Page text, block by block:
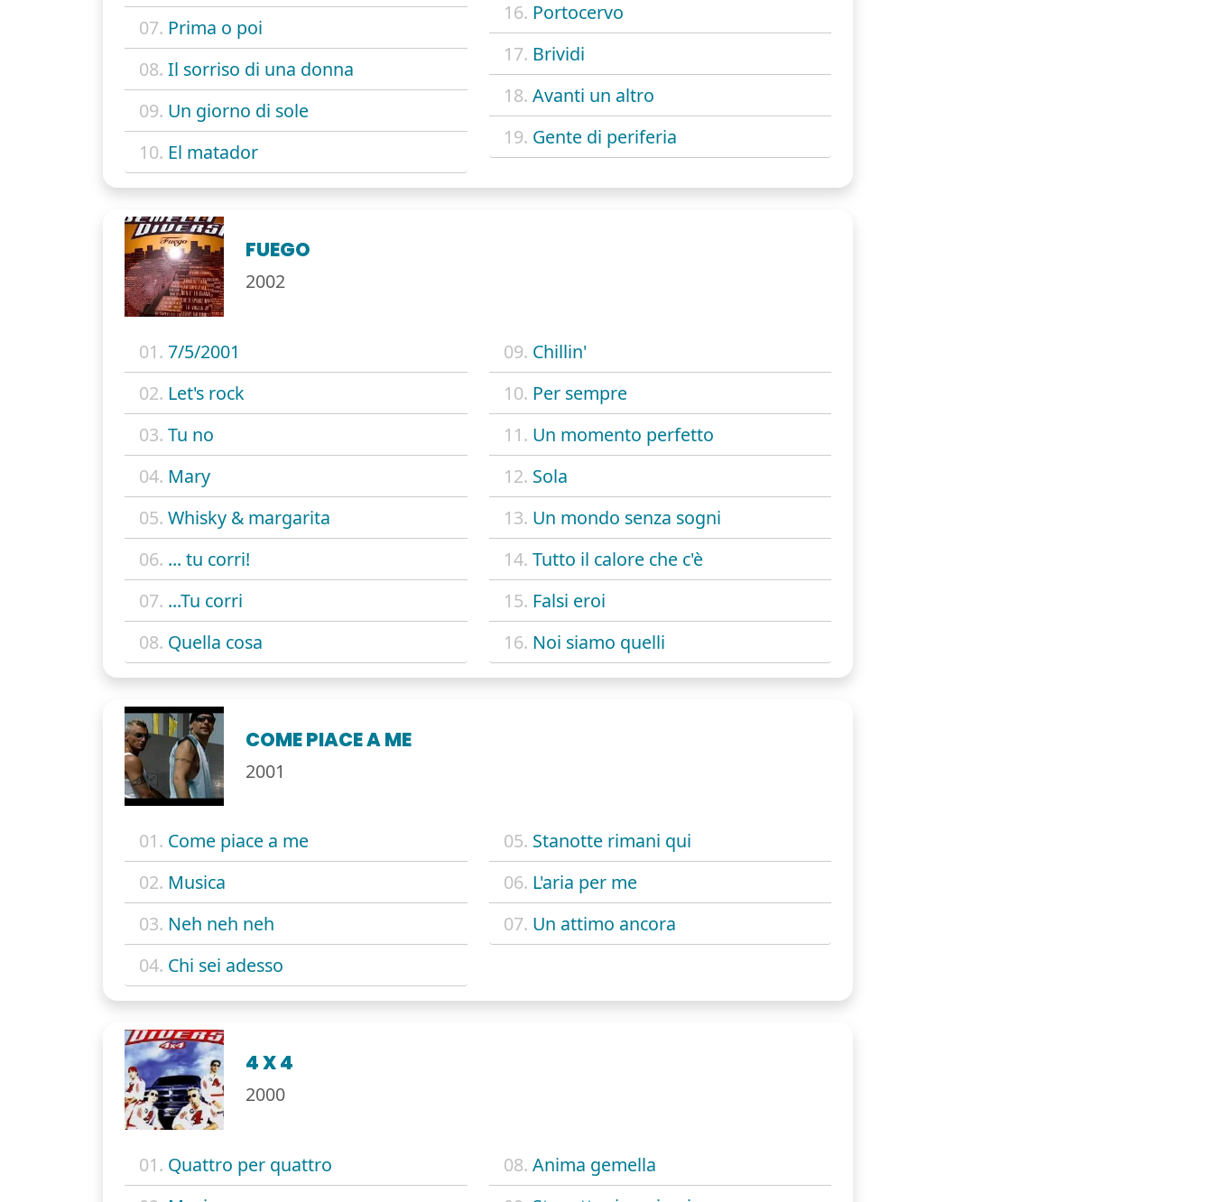
07. Prima o poi
08. Il sorriso di una donna
09. Un giorno di sole
10. El matador
16. Portocervo
17. Brividi
18. Avanti un altro
19. Gente di periferia
FUEGO
2002
01. 7/5/2001
02. Let's rock
03. Tu no
04. Mary
05. Whisky & margarita
06. ... tu corri!
07. ...Tu corri
08. Quella cosa
09. Chillin'
10. Per sempre
11. Un momento perfetto
12. Sola
13. Un mondo senza sogni
14. Tutto il calore che c'è
15. Falsi eroi
16. Noi siamo quelli
COME PIACE A ME
2001
01. Come piace a me
02. Musica
03. Neh neh neh
04. Chi sei adesso
05. Stanotte rimani qui
06. L'aria per me
07. Un attimo ancora
4 X 4
2000
01. Quattro per quattro
08. Anima gemella